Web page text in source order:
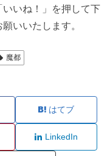
いね！」を押して下
いいたします。
魔都
はてブ
LinkedIn